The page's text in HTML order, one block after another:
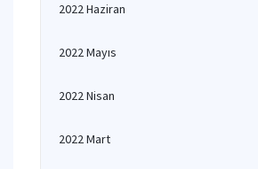
2022 Haziran
2022 Mayıs
2022 Nisan
2022 Mart